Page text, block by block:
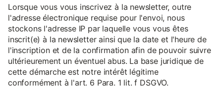
Lorsque vous vous inscrivez à la newsletter, outre
l'adresse électronique requise pour l'envoi, nous
stockons l'adresse IP par laquelle vous vous êtes
inscrit(e) à la newsletter ainsi que la date et l'heure de
l'inscription et de la confirmation afin de pouvoir suivre
ultérieurement un éventuel abus. La base juridique de
cette démarche est notre intérêt légitime
conformément à l'art. 6 Para. 1 lit. f DSGVO.